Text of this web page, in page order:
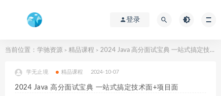
登录
当前位置： 学驰资源 > 精品课程 > 2024 Java 高分面试宝典 一站式搞定技术面+项目面
学无止境 精品课程 2024-10-07
2024 Java 高分面试宝典 一站式搞定技术面+项目面